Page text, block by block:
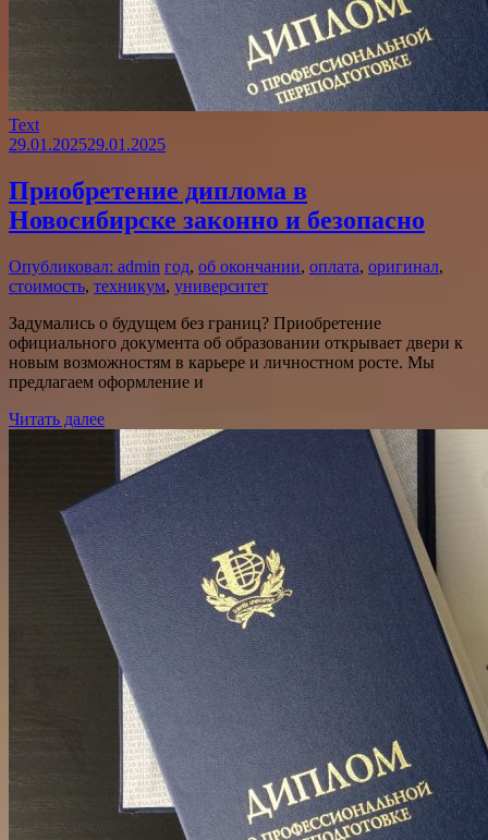
Text
29.01.202529.01.2025
Приобретение диплома в
Новосибирске законно и безопасно
Опубликовал: admin год, об окончании, оплата, оригинал,
стоимость, техникум, университет
Задумались о будущем без границ? Приобретение
официального документа об образовании открывает двери к
новым возможностям в карьере и личностном росте. Мы
предлагаем оформление и
Читать далее